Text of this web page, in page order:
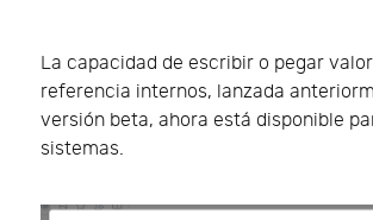
La capacidad de escribir o pegar
referencia internos, lanzada
versión beta, ahora está disponible
sistemas.